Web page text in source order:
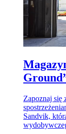
Zapoznaj się
Sandvik,